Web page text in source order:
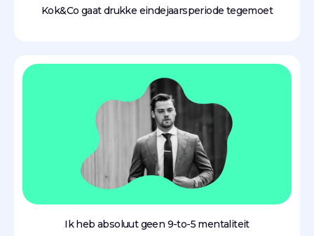
Kok&Co gaat drukke eindejaarsperiode tegemoet
Ik heb absoluut geen 9-to-5 mentaliteit